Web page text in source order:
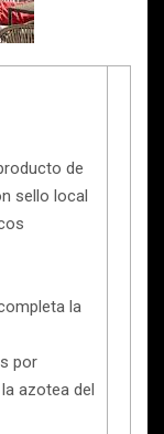
de
sello local
la
por
azotea del